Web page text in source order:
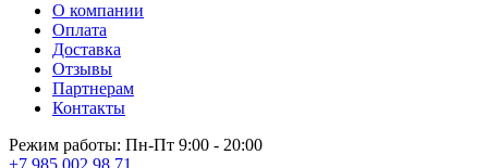
О компании
Оплата
Доставка
Отзывы
Партнерам
Контакты
Режим работы: Пн-Пт 9:00 - 20:00
+7 985 002 98 71